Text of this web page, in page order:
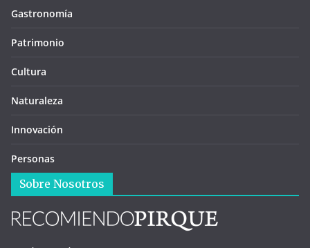
Gastronomía
Patrimonio
Cultura
Naturaleza
Innovación
Personas
Sobre Nosotros